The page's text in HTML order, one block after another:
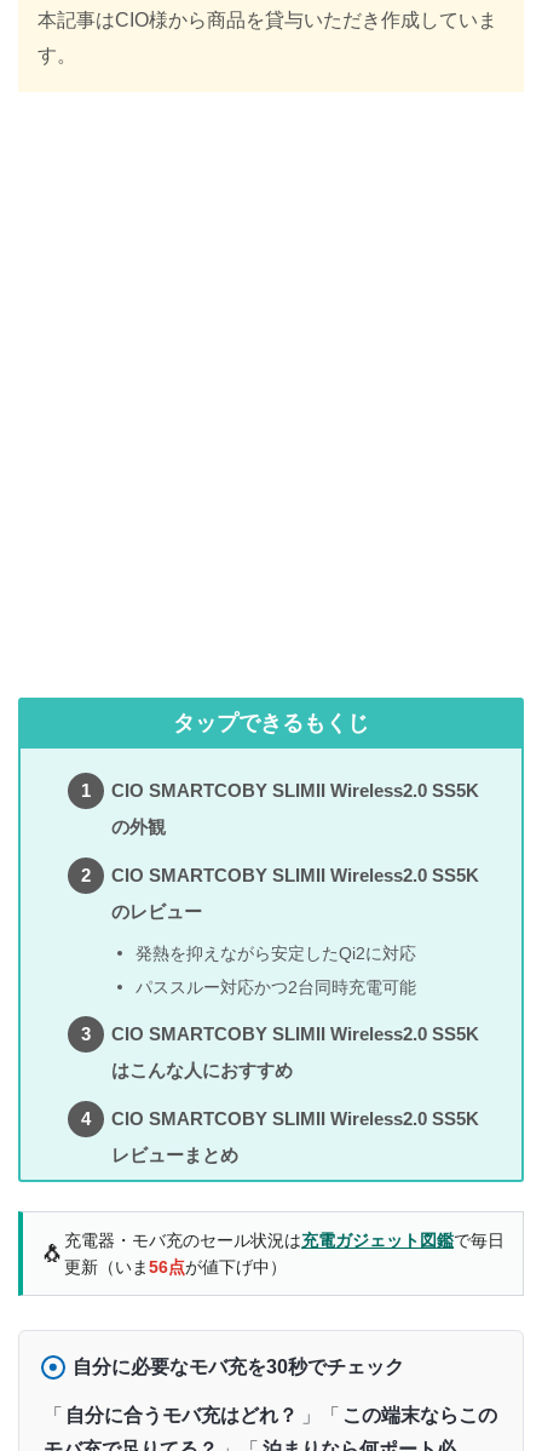
本記事はCIO様から商品を貸与いただき作成していま
す。
タップできるもくじ
CIO SMARTCOBY SLIMII Wireless2.0 SS5K
の外観
CIO SMARTCOBY SLIMII Wireless2.0 SS5K
のレビュー
発熱を抑えながら安定したQi2に対応
パススルー対応かつ2台同時充電可能
CIO SMARTCOBY SLIMII Wireless2.0 SS5K
はこんな人におすすめ
CIO SMARTCOBY SLIMII Wireless2.0 SS5K
レビューまとめ
🐧 充電器・モバ充のセール状況は充電ガジェット図鑑で毎日
更新（いま56点が値下げ中）
自分に必要なモバ充を30秒でチェック
「 自分に合うモバ充はどれ？ 」「 この端末ならこの